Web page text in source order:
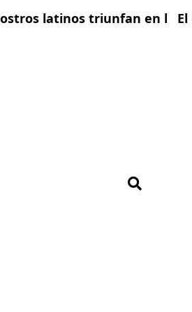
latinos triunfan en laEl